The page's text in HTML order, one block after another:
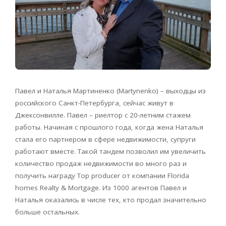
Павел и Наталья Мартиненко (Martynenko) – выходцы из
российского Санкт-Петербурга, сейчас живут в
Джексонвилле. Павел – риелтор с 20-летним стажем
работы. Начиная с прошлого года, когда жена Наталья
стала его партнером в сфере недвижимости, супруги
работают вместе. Такой тандем позволил им увеличить
количество продаж недвижимости во много раз и
получить награду Top producer от компании Florida
homes Realty & Mortgage. Из 1000 агентов Павел и
Наталья оказались в числе тех, кто продал значительно
больше остальных.